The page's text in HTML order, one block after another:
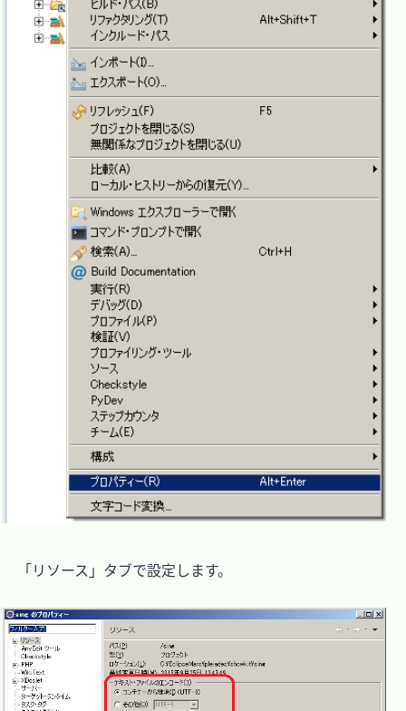
「リソース」タブで設定します。